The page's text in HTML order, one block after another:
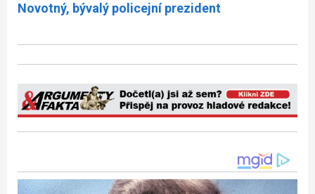
Novotný, bývalý policejní prezident